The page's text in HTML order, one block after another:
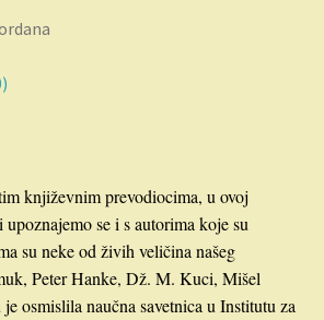
književnim prevodiocima, u ovoj
se i s autorima koje su
su neke od živih veličina našeg
Peter Hanke, Dž. M. Kuci, Mišel
osmislila naučna savetnica u Institutu za